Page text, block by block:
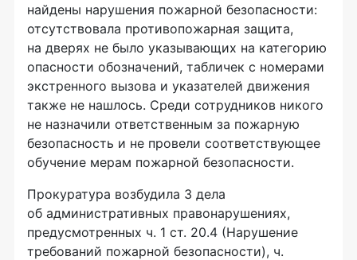
найдены нарушения пожарной безопасности:
отсутствовала противопожарная защита,
на дверях не было указывающих на категорию
опасности обозначений, табличек с номерами
экстренного вызова и указателей движения
также не нашлось. Среди сотрудников никого
не назначили ответственным за пожарную
безопасность и не провели соответствующее
обучение мерам пожарной безопасности.
Прокуратура возбудила 3 дела
об административных правонарушениях,
предусмотренных ч. 1 ст. 20.4 (Нарушение
требований пожарной безопасности), ч.